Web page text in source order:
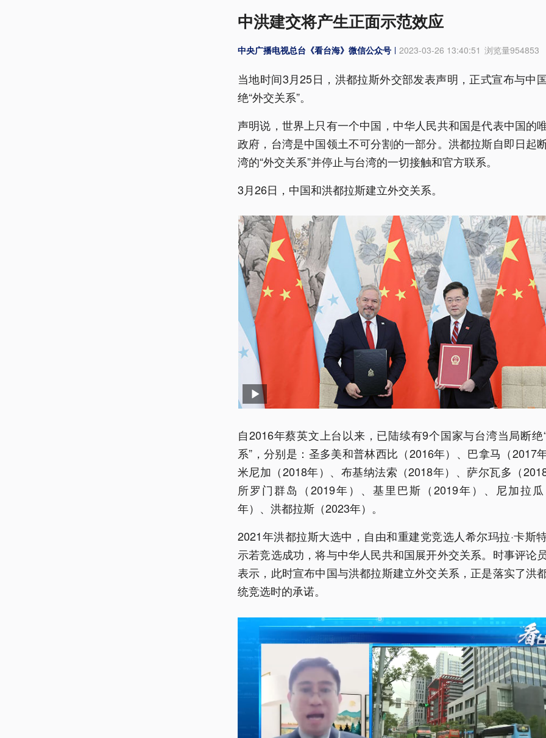
中洪建交将产生正面示范效应
中央广播电视总台《看台海》微信公众号 2023-03-26 13:40:51 浏览量954853
当地时间3月25日，洪都拉斯外交部发表声明，正式宣布与中
绝“外交关系”。
声明说，世界上只有一个中国，中华人民共和国是代表中国的
政府，台湾是中国领土不可分割的一部分。洪都拉斯自即日起
湾的“外交关系”并停止与台湾的一切接触和官方联系。
3月26日，中国和洪都拉斯建立外交关系。
自2016年蔡英文上台以来，已陆续有9个国家与台湾当局断绝
系”，分别是：圣多美和普林西比（2016年）、巴拿马（2017
米尼加（2018年）、布基纳法索（2018年）、萨尔瓦多（
所罗门群岛（2019年）、基里巴斯（2019年）、尼加拉
年）、洪都拉斯（2023年）。
2021年洪都拉斯大选中，自由和重建党竞选人希尔玛拉·卡斯
示若竞选成功，将与中华人民共和国展开外交关系。时事评论
表示，此时宣布中国与洪都拉斯建立外交关系，正是落实了洪
统竞选时的承诺。